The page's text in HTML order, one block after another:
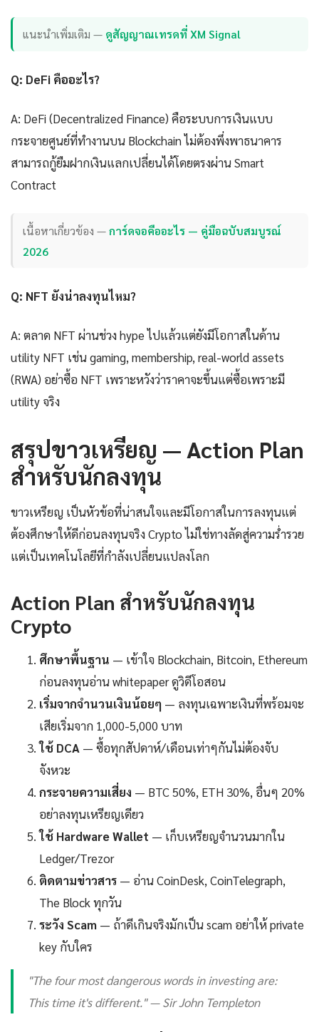
แนะนำเพิ่มเติม — ดูสัญญาณเทรดที่ XM Signal
Q: DeFi คืออะไร?
A: DeFi (Decentralized Finance) คือระบบการเงินแบบ
กระจายศูนย์ที่ทำงานบน Blockchain ไม่ต้องพึ่งพาธนาคาร
สามารถกู้ยืมฝากเงินแลกเปลี่ยนได้โดยตรงผ่าน Smart
Contract
เนื้อหาเกี่ยวข้อง —การ์ดจอคืออะไร — คู่มือฉบับสมบูรณ์
2026
Q: NFT ยังน่าลงทุนไหม?
A: ตลาด NFT ผ่านช่วง hype ไปแล้วแต่ยังมีโอกาสในด้าน
utility NFT เช่น gaming, membership, real-world assets
(RWA) อย่าซื้อ NFT เพราะหวังว่าราคาจะขึ้นแต่ซื้อเพราะมี
utility จริง
สรุปขาวเหรียญ — Action Plan
สำหรับนักลงทุน
ขาวเหรียญ เป็นหัวข้อที่น่าสนใจและมีโอกาสในการลงทุนแต่
ต้องศึกษาให้ดีก่อนลงทุนจริง Crypto ไม่ใช่ทางลัดสู่ความร่ำรวย
แต่เป็นเทคโนโลยีที่กำลังเปลี่ยนแปลงโลก
Action Plan สำหรับนักลงทุน
Crypto
ศึกษาพื้นฐาน — เข้าใจ Blockchain, Bitcoin, Ethereum
ก่อนลงทุนอ่าน whitepaper ดูวิดีโอสอน
เริ่มจากจำนวนเงินน้อยๆ — ลงทุนเฉพาะเงินที่พร้อมจะ
เสียเริ่มจาก 1,000-5,000 บาท
ใช้ DCA — ซื้อทุกสัปดาห์/เดือนเท่าๆกันไม่ต้องจับ
จังหวะ
กระจายความเสี่ยง — BTC 50%, ETH 30%, อื่นๆ 20%
อย่าลงทุนเหรียญเดียว
ใช้ Hardware Wallet — เก็บเหรียญจำนวนมากใน
Ledger/Trezor
ติดตามข่าวสาร — อ่าน CoinDesk, CoinTelegraph,
The Block ทุกวัน
ระวัง Scam — ถ้าดีเกินจริงมักเป็น scam อย่าให้ private
key กับใคร
"The four most dangerous words in investing are:
This time it's different." — Sir John Templeton